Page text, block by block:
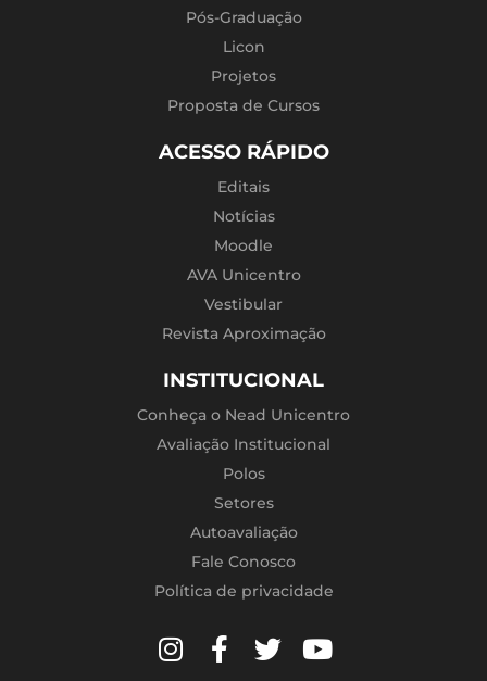
Pós-Graduação
Licon
Projetos
Proposta de Cursos
ACESSO RÁPIDO
Editais
Notícias
Moodle
AVA Unicentro
Vestibular
Revista Aproximação
INSTITUCIONAL
Conheça o Nead Unicentro
Avaliação Institucional
Polos
Setores
Autoavaliação
Fale Conosco
Política de privacidade